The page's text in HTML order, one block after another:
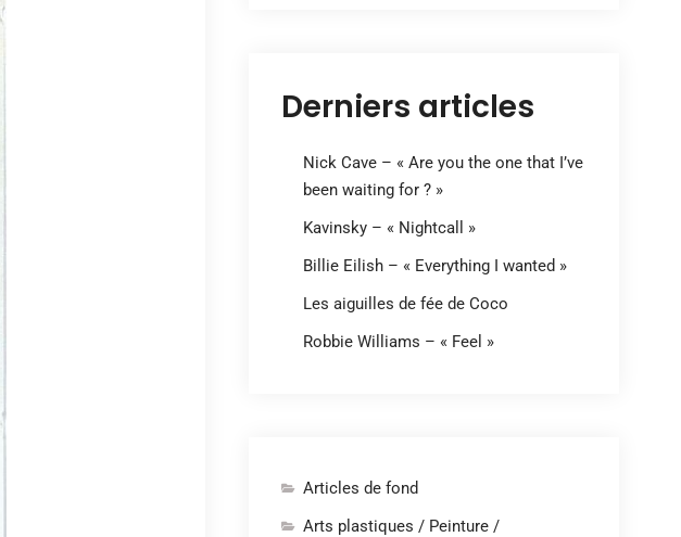
Derniers articles
Nick Cave – « Are you the one that I’ve
been waiting for ? »
Kavinsky – « Nightcall »
Billie Eilish – « Everything I wanted »
Les aiguilles de fée de Coco
Robbie Williams – « Feel »
Articles de fond
Arts plastiques / Peinture /